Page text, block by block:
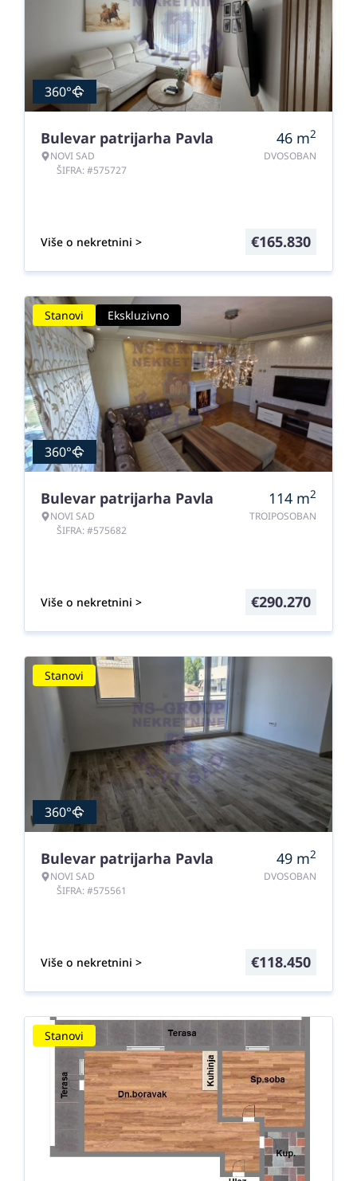
360°
Bulevar patrijarha Pavla
NOVI SAD
ŠIFRA: #575727
46 m2
DVOSOBAN
Više o nekretnini > €165.830
Stanovi Ekskluzivno
360°
Bulevar patrijarha Pavla
NOVI SAD
ŠIFRA: #575682
114 m2
TROIPOSOBAN
Više o nekretnini > €290.270
Stanovi
360°
Bulevar patrijarha Pavla
NOVI SAD
ŠIFRA: #575561
49 m2
DVOSOBAN
Više o nekretnini > €118.450
Stanovi